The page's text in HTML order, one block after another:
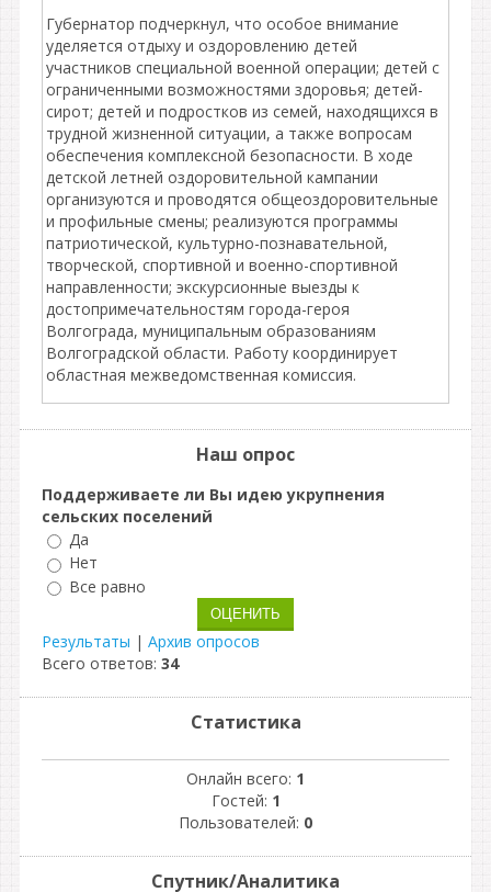
Губернатор подчеркнул, что особое внимание
уделяется отдыху и оздоровлению детей
участников специальной военной операции; детей с
ограниченными возможностями здоровья; детей-
сирот; детей и подростков из семей, находящихся в
трудной жизненной ситуации, а также вопросам
обеспечения комплексной безопасности. В ходе
детской летней оздоровительной кампании
организуются и проводятся общеоздоровительные
и профильные смены; реализуются программы
патриотической, культурно-познавательной,
творческой, спортивной и военно-спортивной
направленности; экскурсионные выезды к
достопримечательностям города-героя
Волгограда, муниципальным образованиям
Волгоградской области. Работу координирует
областная межведомственная комиссия.
Наш опрос
Поддерживаете ли Вы идею укрупнения
сельских поселений
Да
Нет
Все равно
Результаты | Архив опросов
Всего ответов: 34
Статистика
Онлайн всего: 1
Гостей: 1
Пользователей: 0
Спутник/Аналитика